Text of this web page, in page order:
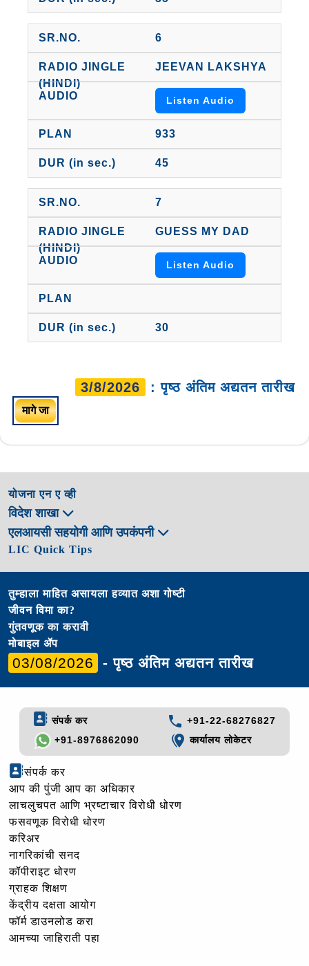
6
JEEVAN LAKSHYA
Listen Audio
933
45
7
GUESS MY DAD
Listen Audio
30
3/8/2026 : पृष्ठ अंतिम अद्यतन तारीख
मागे जा
योजना एन ए व्ही
विदेश शाखा
एलआयसी सहयोगी आणि उपकंपनी
LIC Quick Tips
तुम्हाला माहित असायला हव्यात अशा गोष्टी
जीवन विमा का?
गुंतवणूक का करावी
मोबाइल ॲप
03/08/2026 - पृष्ठ अंतिम अद्यतन तारीख
संपर्क कर
+91-22-68276827
+91-8976862090
कार्यालय लोकेटर
संपर्क कर
आप की पुंजी आप का अधिकार
लाचलुचपत आणि भ्रष्टाचार विरोधी धोरण
फसवणूक विरोधी धोरण
करिअर
नागरिकांची सनद
कॉपीराइट धोरण
ग्राहक शिक्षण
केंद्रीय दक्षता आयोग
फॉर्म डाउनलोड करा
आमच्या जाहिराती पहा